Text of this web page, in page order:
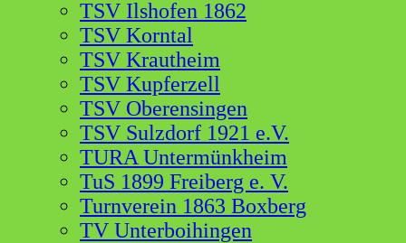
TSV Ilshofen 1862
TSV Korntal
TSV Krautheim
TSV Kupferzell
TSV Oberensingen
TSV Sulzdorf 1921 e.V.
TURA Untermünkheim
TuS 1899 Freiberg e. V.
Turnverein 1863 Boxberg
TV Unterboihingen